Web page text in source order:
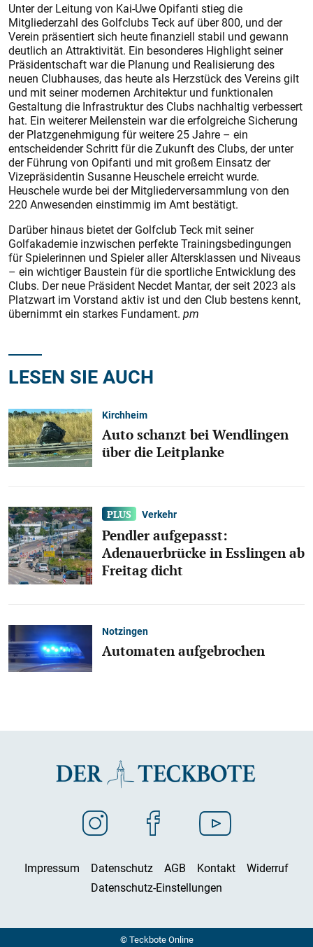
Unter der Leitung von Kai-Uwe Opifanti stieg die
Mitgliederzahl des Golfclubs Teck auf über 800, und der
Verein präsentiert sich heute finanziell stabil und gewann
deutlich an Attraktivität. Ein besonderes Highlight seiner
Präsidentschaft war die Planung und Realisierung des
neuen Clubhauses, das heute als Herzstück des Vereins gilt
und mit seiner modernen Architektur und funktionalen
Gestaltung die Infrastruktur des Clubs nachhaltig verbessert
hat. Ein weiterer Meilenstein war die erfolgreiche Sicherung
der Platzgenehmigung für weitere 25 Jahre – ein
entscheidender Schritt für die Zukunft des Clubs, der unter
der Führung von Opifanti und mit großem Einsatz der
Vizepräsidentin Susanne Heuschele erreicht wurde.
Heuschele wurde bei der Mitgliederversammlung von den
220 Anwesenden einstimmig im Amt bestätigt.
Darüber hinaus bietet der Golfclub Teck mit seiner
Golfakademie inzwischen perfekte Trainingsbedingungen
für Spielerinnen und Spieler aller Altersklassen und Niveaus
– ein wichtiger Baustein für die sportliche Entwicklung des
Clubs. Der neue Präsident Necdet Mantar, der seit 2023 als
Platzwart im Vorstand aktiv ist und den Club bestens kennt,
übernimmt ein starkes Fundament. pm
LESEN SIE AUCH
Kirchheim
Auto schanzt bei Wendlingen
über die Leitplanke
Verkehr
Pendler aufgepasst:
Adenauerbrücke in Esslingen ab
Freitag dicht
Notzingen
Automaten aufgebrochen
Impressum Datenschutz AGB Kontakt
Widerruf
Datenschutz-Einstellungen
© Teckbote Online